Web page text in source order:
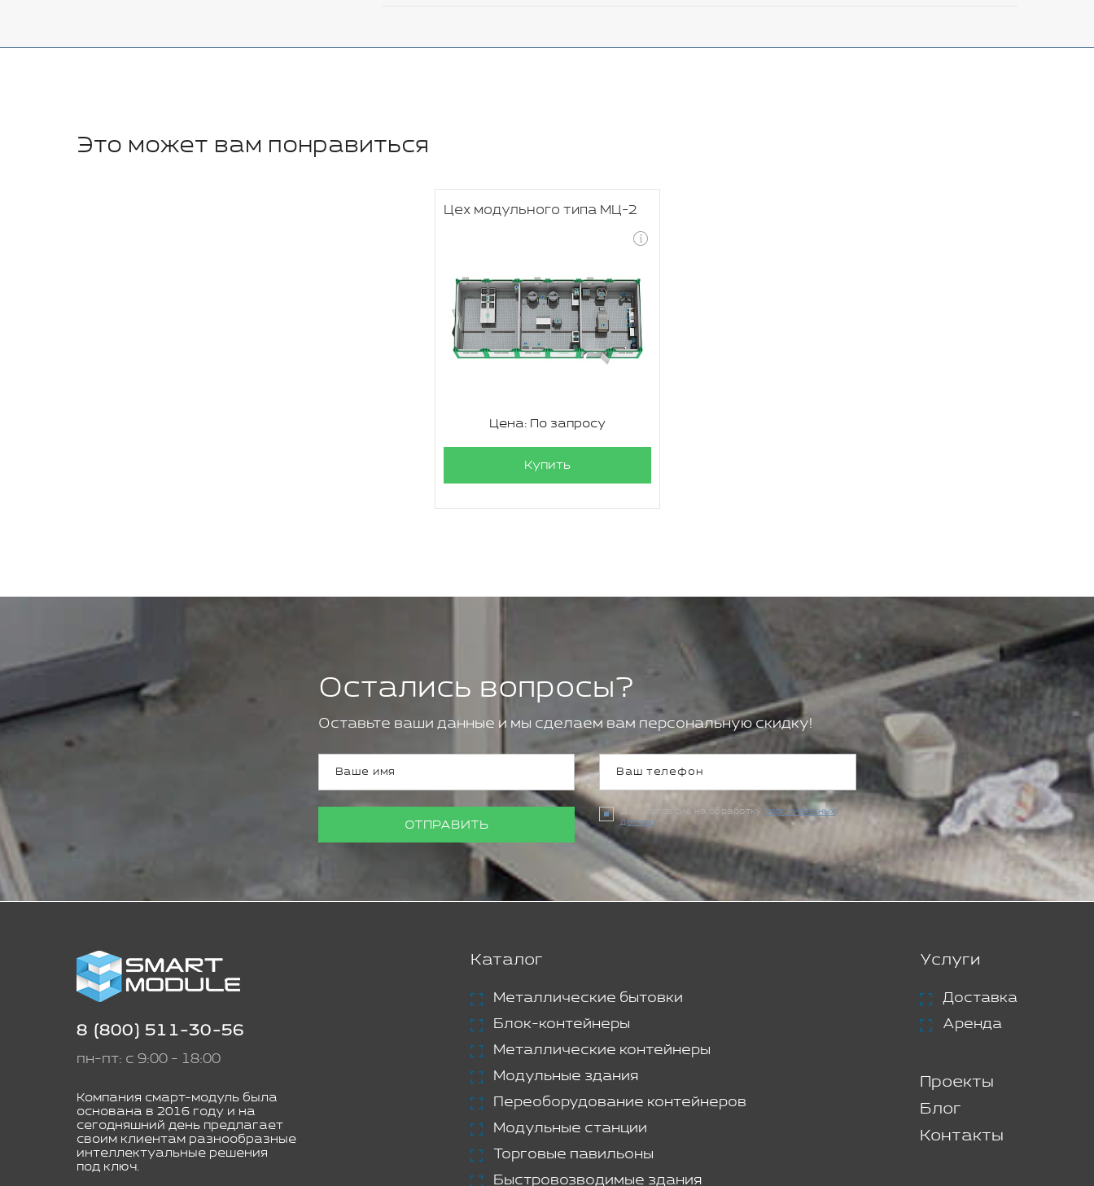
Это может вам понравиться
Цех модульного типа МЦ-2
Цена: По запросу
Купить
Остались вопросы?
Оставьте ваши данные и мы сделаем вам персональную скидку!
ОТПРАВИТЬ
Даю согласие на обработку персональных
данных
8 (800) 511-30-56
пн-пт: с 9:00 - 18:00
Компания смарт-модуль была
основана в 2016 году и на
сегодняшний день предлагает
своим клиентам разнообразные
интеллектуальные решения
под ключ.
Каталог
Металлические бытовки
Блок-контейнеры
Металлические контейнеры
Модульные здания
Переоборудование контейнеров
Модульные станции
Торговые павильоны
Быстровозводимые здания
Услуги
Доставка
Аренда
Проекты
Блог
Контакты